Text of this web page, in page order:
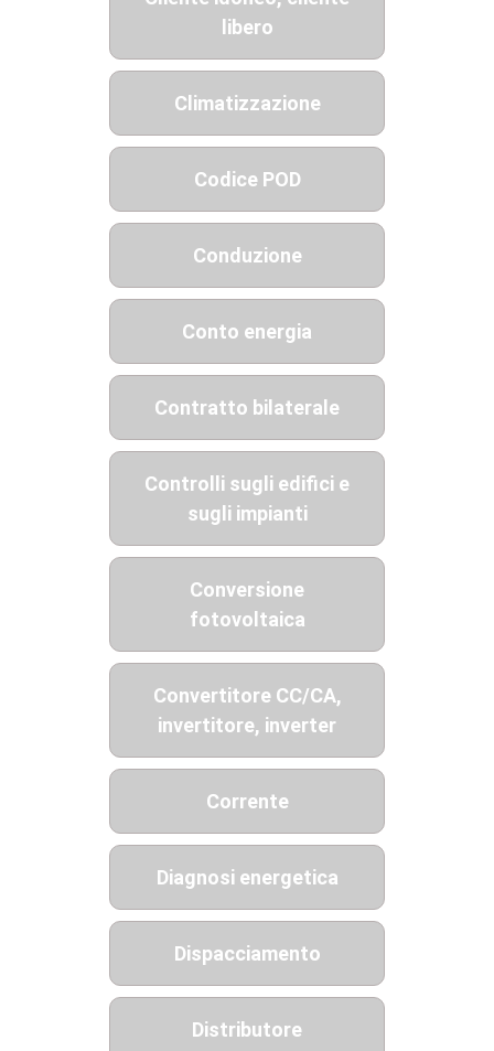
libero
Climatizzazione
Codice POD
Conduzione
Conto energia
Contratto bilaterale
Controlli sugli edifici e
sugli impianti
Conversione
fotovoltaica
Convertitore CC/CA,
invertitore, inverter
Corrente
Diagnosi energetica
Dispacciamento
Distributore